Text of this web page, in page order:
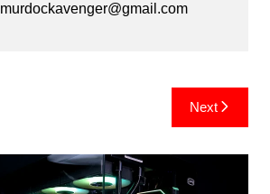
murdockavenger@gmail.com
Next